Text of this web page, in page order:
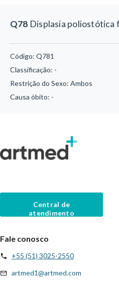
Q78 Displasia poliostótica
Código: Q781
Classificação: -
Restrição do Sexo: Ambos
Causa óbito: -
Central de
atendimento
Fale conosco
+55 (51) 3025-2550
artmed1@artmed.com